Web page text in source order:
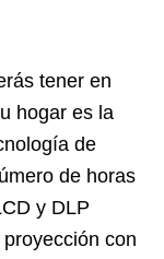
tener en
hogar es la
de
de horas
y DLP
con